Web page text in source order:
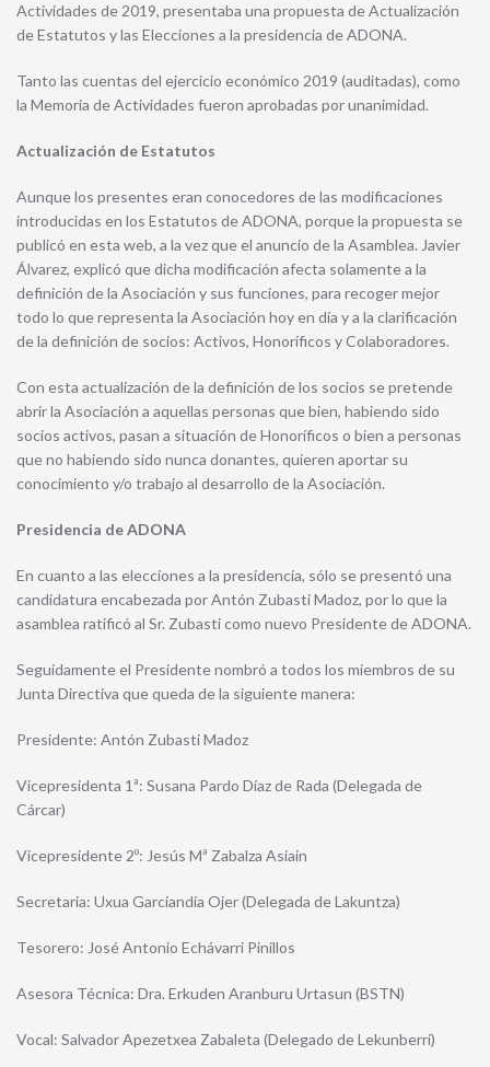
Actividades de 2019, presentaba una propuesta de Actualización
de Estatutos y las Elecciones a la presidencia de ADONA.
Tanto las cuentas del ejercicio económico 2019 (auditadas), como
la Memoria de Actividades fueron aprobadas por unanimidad.
Actualización de Estatutos
Aunque los presentes eran conocedores de las modificaciones
introducidas en los Estatutos de ADONA, porque la propuesta se
publicó en esta web, a la vez que el anuncio de la Asamblea. Javier
Álvarez, explicó que dicha modificación afecta solamente a la
definición de la Asociación y sus funciones, para recoger mejor
todo lo que representa la Asociación hoy en día y a la clarificación
de la definición de socios: Activos, Honoríficos y Colaboradores.
Con esta actualización de la definición de los socios se pretende
abrir la Asociación a aquellas personas que bien, habiendo sido
socios activos, pasan a situación de Honoríficos o bien a personas
que no habiendo sido nunca donantes, quieren aportar su
conocimiento y/o trabajo al desarrollo de la Asociación.
Presidencia de ADONA
En cuanto a las elecciones a la presidencia, sólo se presentó una
candidatura encabezada por Antón Zubasti Madoz, por lo que la
asamblea ratificó al Sr. Zubasti como nuevo Presidente de ADONA.
Seguidamente el Presidente nombró a todos los miembros de su
Junta Directiva que queda de la siguiente manera:
Presidente: Antón Zubasti Madoz
Vicepresidenta 1ª: Susana Pardo Díaz de Rada (Delegada de
Cárcar)
Vicepresidente 2º: Jesús Mª Zabalza Asiain
Secretaria: Uxua Garciandía Ojer (Delegada de Lakuntza)
Tesorero: José Antonio Echávarri Pinillos
Asesora Técnica: Dra. Erkuden Aranburu Urtasun (BSTN)
Vocal: Salvador Apezetxea Zabaleta (Delegado de Lekunberri)